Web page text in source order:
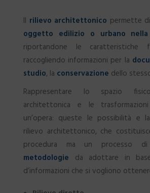
IT
EN
SEARCH
Il rilievo architettonico permette di
oggetto edilizio o urbano
riportandone le caratteristiche
raccogliendo informazioni per la
studio, la conservazione dello
Rappresentare lo spazio
architettonica e le
un’opera: queste le possibilità e
rilievo architettonico, che
procedura ma un processo
metodologie da adottare in
d’informazioni che si vogliono